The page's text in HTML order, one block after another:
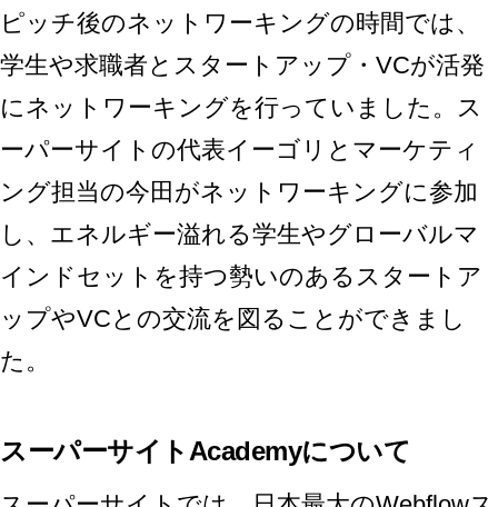
ピッチ後のネットワーキングの時間では、
学生や求職者とスタートアップ・VCが活発
にネットワーキングを行っていました。ス
ーパーサイトの代表イーゴリとマーケティ
ング担当の今田がネットワーキングに参加
し、エネルギー溢れる学生やグローバルマ
インドセットを持つ勢いのあるスタートア
ップやVCとの交流を図ることができまし
た。
スーパーサイトAcademyについて